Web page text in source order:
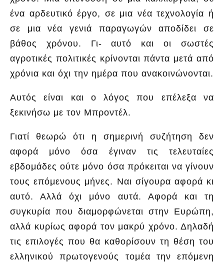
ένα αρδευτικό έργο, σε μια νέα τεχνολογία ή
σε μια νέα γενιά παραγωγών αποδίδει σε
βάθος χρόνου. Γι- αυτό και οι σωστές
αγροτικές πολιτικές κρίνονται πάντα μετά από
χρόνια και όχι την ημέρα που ανακοινώνονται.
Αυτός είναι και ο λόγος που επέλεξα να
ξεκινήσω με τον Μπροντέλ.
Γιατί θεωρώ ότι η σημερινή συζήτηση δεν
αφορά μόνο όσα έγιναν τις τελευταίες
εβδομάδες ούτε μόνο όσα πρόκειται να γίνουν
τους επόμενους μήνες. Ναι σίγουρα αφορά κι
αυτό. Αλλά όχι μόνο αυτά. Αφορά και τη
συγκυρία που διαμορφώνεται στην Ευρώπη,
αλλά κυρίως αφορά τον μακρύ χρόνο. Δηλαδή
τις επιλογές που θα καθορίσουν τη θέση του
ελληνικού πρωτογενούς τομέα την επόμενη